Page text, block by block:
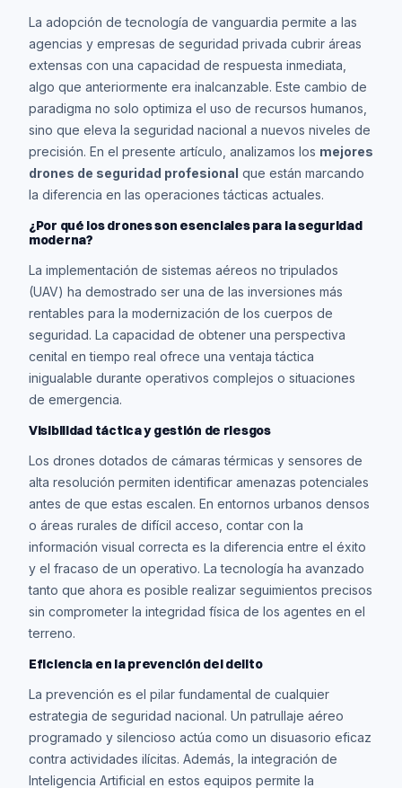
La adopción de tecnología de vanguardia permite a las
agencias y empresas de seguridad privada cubrir áreas
extensas con una capacidad de respuesta inmediata,
algo que anteriormente era inalcanzable. Este cambio de
paradigma no solo optimiza el uso de recursos humanos,
sino que eleva la seguridad nacional a nuevos niveles de
precisión. En el presente artículo, analizamos los mejores
drones de seguridad profesional que están marcando
la diferencia en las operaciones tácticas actuales.
¿Por qué los drones son esenciales para la seguridad
moderna?
La implementación de sistemas aéreos no tripulados
(UAV) ha demostrado ser una de las inversiones más
rentables para la modernización de los cuerpos de
seguridad. La capacidad de obtener una perspectiva
cenital en tiempo real ofrece una ventaja táctica
inigualable durante operativos complejos o situaciones
de emergencia.
Visibilidad táctica y gestión de riesgos
Los drones dotados de cámaras térmicas y sensores de
alta resolución permiten identificar amenazas potenciales
antes de que estas escalen. En entornos urbanos densos
o áreas rurales de difícil acceso, contar con la
información visual correcta es la diferencia entre el éxito
y el fracaso de un operativo. La tecnología ha avanzado
tanto que ahora es posible realizar seguimientos precisos
sin comprometer la integridad física de los agentes en el
terreno.
Eficiencia en la prevención del delito
La prevención es el pilar fundamental de cualquier
estrategia de seguridad nacional. Un patrullaje aéreo
programado y silencioso actúa como un disuasorio eficaz
contra actividades ilícitas. Además, la integración de
Inteligencia Artificial en estos equipos permite la